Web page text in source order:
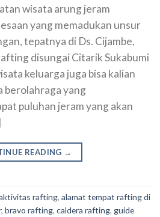
wisata arung jeram
yang memadukan unsur
tepatnya di Ds. Cijambe,
disungai Citarik Sukabumi
keluarga juga bisa kalian
berolahraga yang
puluhan jeram yang akan
READING →
rafting, alamat tempat rafting di
, bravo rafting, caldera rafting, guide